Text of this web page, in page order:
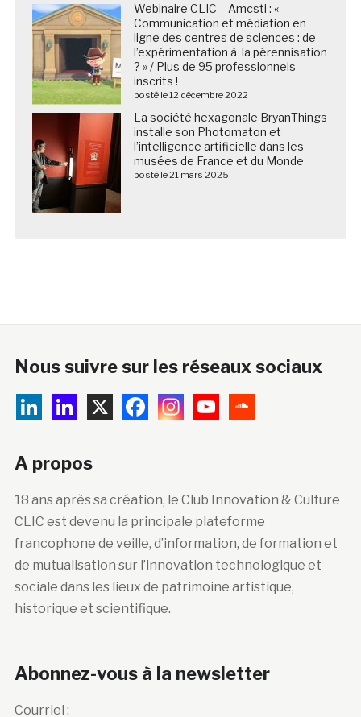
Webinaire CLIC – Amcsti : «
Communication et médiation en
ligne des centres de sciences : de
l’expérimentation à la pérennisation
? » / Plus de 95 professionnels
inscrits !
posté le 12 décembre 2022
La société hexagonale BryanThings
installe son Photomaton et
l’intelligence artificielle dans les
musées de France et du Monde
posté le 21 mars 2025
Nous suivre sur les réseaux sociaux
A propos
18 ans après sa création, le Club Innovation & Culture
CLIC est devenu la principale plateforme
francophone de veille, d’information, de formation et
de mutualisation sur l’innovation technologique et
sociale dans les lieux de patrimoine artistique,
historique et scientifique.
Abonnez-vous à la newsletter
Courriel :